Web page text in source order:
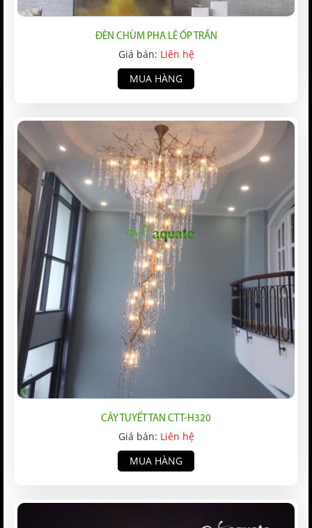
ĐÈN CHÙM PHA LÊ ỐP TRẦN
Giá bán: Liên hệ
MUA HÀNG
CÂY TUYẾT TAN CTT-H320
Giá bán: Liên hệ
MUA HÀNG